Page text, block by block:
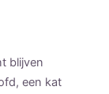
blijven
een kat